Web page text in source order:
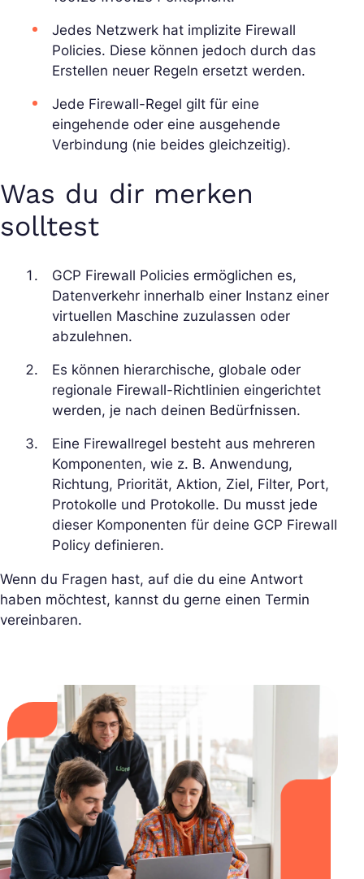
Jedes Netzwerk hat implizite Firewall
Policies. Diese können jedoch durch das
Erstellen neuer Regeln ersetzt werden.
Jede Firewall-Regel gilt für eine
eingehende oder eine ausgehende
Verbindung (nie beides gleichzeitig).
Was du dir merken
solltest
GCP Firewall Policies ermöglichen es,
Datenverkehr innerhalb einer Instanz einer
virtuellen Maschine zuzulassen oder
abzulehnen.
Es können hierarchische, globale oder
regionale Firewall-Richtlinien eingerichtet
werden, je nach deinen Bedürfnissen.
Eine Firewallregel besteht aus mehreren
Komponenten, wie z. B. Anwendung,
Richtung, Priorität, Aktion, Ziel, Filter, Port,
Protokolle und Protokolle. Du musst jede
dieser Komponenten für deine GCP Firewall
Policy definieren.
Wenn du Fragen hast, auf die du eine Antwort
haben möchtest, kannst du gerne einen Termin
vereinbaren.